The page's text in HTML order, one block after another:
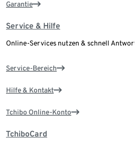
Garantie
Service & Hilfe
Online-Services nutzen & schnell
Service-Bereich
Hilfe & Kontakt
Tchibo Online-Konto
TchiboCard